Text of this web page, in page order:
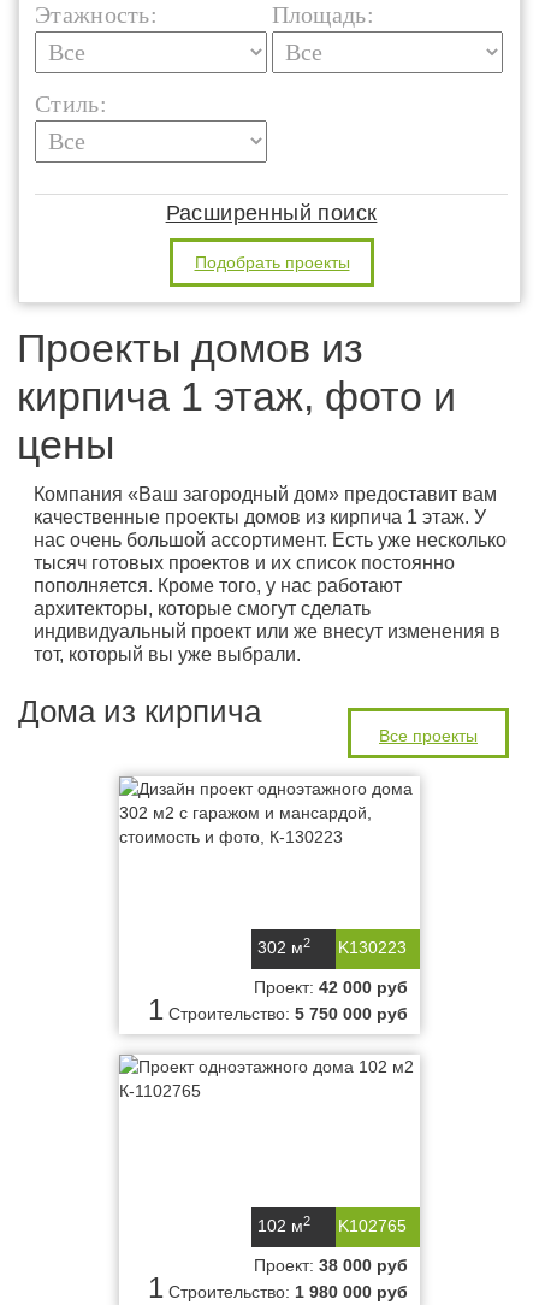
Этажность: Площадь:
Стиль:
Расширенный поиск
Подобрать проекты
Проекты домов из
кирпича 1 этаж, фото и
цены
Компания «Ваш загородный дом» предоставит вам
качественные проекты домов из кирпича 1 этаж. У
нас очень большой ассортимент. Есть уже несколько
тысяч готовых проектов и их список постоянно
пополняется. Кроме того, у нас работают
архитекторы, которые смогут сделать
индивидуальный проект или же внесут изменения в
тот, который вы уже выбрали.
Дома из кирпича
Все проекты
K130223
302 м2
1
Проект: 42 000 руб
Строительство: 5 750 000 руб
K102765
102 м2
1
Проект: 38 000 руб
Строительство: 1 980 000 руб